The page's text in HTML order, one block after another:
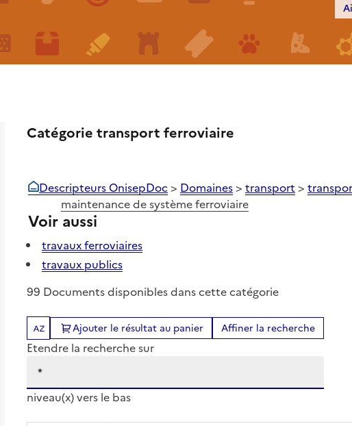
Catégorie transport ferroviaire
Descripteurs OnisepDoc> Domaines> transport >
maintenance de système ferroviaire
Voir aussi
travaux ferroviaires
travaux publics
99 Documents disponibles dans cette catégorie
Tris disponibles (Ouverture d'une modale)
Ajouter le résultat au panier Affiner la recherche
Etendre la recherche sur
niveau(x) vers le bas